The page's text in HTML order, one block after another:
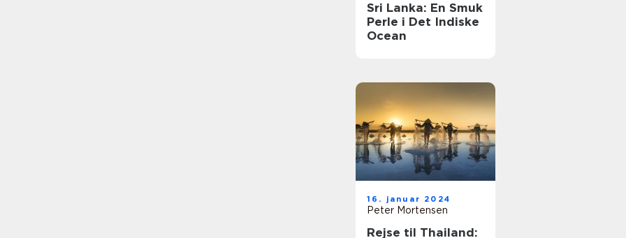
Sri Lanka: En Smuk
Perle i Det Indiske
Ocean
16. januar 2024
Peter Mortensen
Rejse til Thailand: